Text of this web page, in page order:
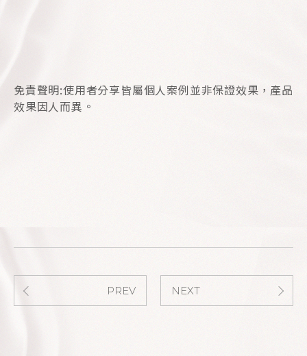
免責聲明:使用者分享皆屬個人案例並非保證效果，產品
效果因人而異。
PREV NEXT